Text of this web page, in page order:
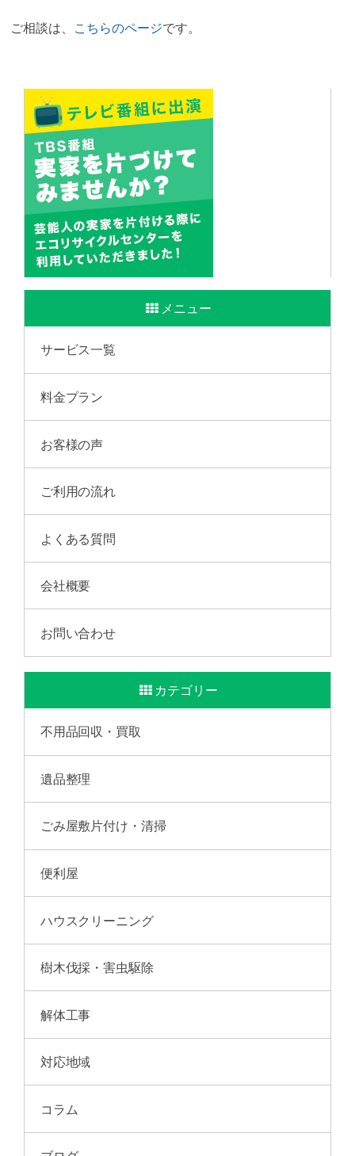
ご相談は、 こちらのページです。
メニュー
サービス一覧
料金プラン
お客様の声
ご利用の流れ
よくある質問
会社概要
お問い合わせ
カテゴリー
不用品回収・買取
遺品整理
ごみ屋敷片付け・清掃
便利屋
ハウスクリーニング
樹木伐採・害虫駆除
解体工事
対応地域
コラム